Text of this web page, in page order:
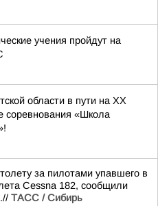
учения пройдут на
области в пути на XX
соревнования «Школа
за пилотами упавшего в
Cessna 182, сообщили
ТАСС / Сибирь